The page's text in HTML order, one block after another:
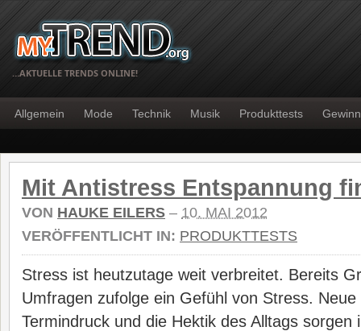
…AKTUELLE TRENDS ONLINE!
Allgemein Mode Technik Musik Produkttests
Mit Antistress Entspannung
VON HAUKE EILERS – 10. MAI 2012
VERÖFFENTLICHT IN: PRODUKTTESTS
Stress ist heutzutage weit verbreitet. Bereits
Umfragen zufolge ein Gefühl von Stress. Neue
Termindruck und die Hektik des Alltags sorgen